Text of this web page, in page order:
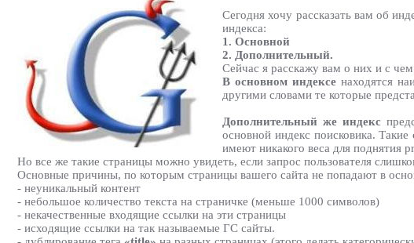
Сегодня хочу рассказать вам об
индекса:
1. Основной
2. Дополнительный.
Сейчас я расскажу вам о них и с
В основном индексе находятся
другими словами те которые
Дополнительный же индекс
основной индекс поисковика.
имеют никакого веса для поднятия
Но все же такие страницы можно увидеть, если запрос пользователя
Основные причины, по которым страницы вашего сайта не попадают в
- неуникальный контент
- небольшое количество текста на страничке (меньше 1000 символов)
- некачественные входящие ссылки на эти страницы
- исходящие ссылки на так называемые ГС сайты.